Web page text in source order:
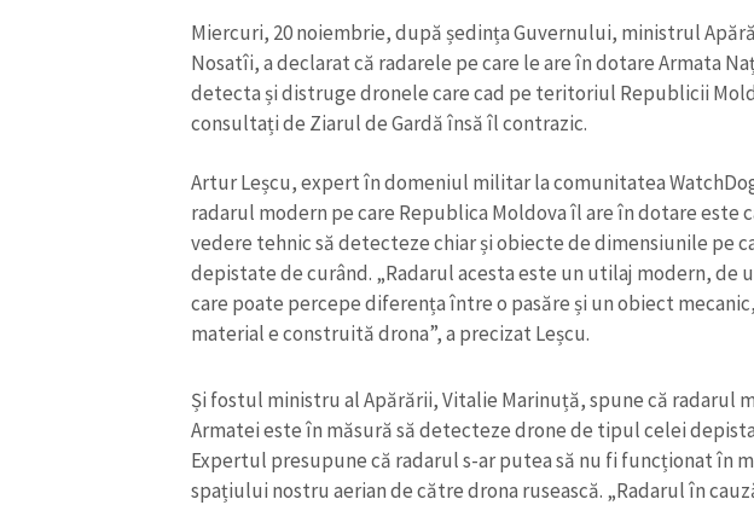
Miercuri, 20 noiembrie, după ședința Guvernului, ministrul
Nosatîi, a declarat că radarele pe care le are în dotare Armata
detecta și distruge dronele care cad pe teritoriul Republicii
consultați de Ziarul de Gardă însă îl contrazic.
Artur Leșcu, expert în domeniul militar la comunitatea
radarul modern pe care Republica Moldova îl are în dotare este
vedere tehnic să detecteze chiar și obiecte de dimensiunile pe
depistate de curând. „Radarul acesta este un utilaj modern, de
care poate percepe diferența între o pasăre și un obiect
material e construită drona”, a precizat Leșcu.
Și fostul ministru al Apărării, Vitalie Marinuță, spune că radarul
Armatei este în măsură să detecteze drone de tipul celei
Expertul presupune că radarul s-ar putea să nu fi funcționat în
spațiului nostru aerian de către drona rusească. „Radarul în